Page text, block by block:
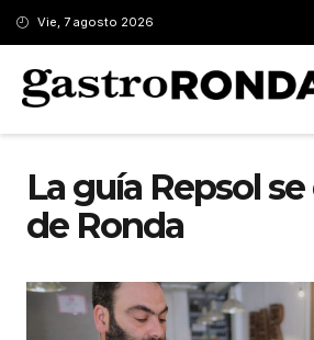
Vie, 7 agosto 2026
La guía Repsol
de Ronda